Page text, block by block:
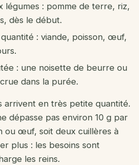
légumes : pomme de terre, riz,
dès le début.
: viande, poisson, œuf,
: une noisette de beurre ou
dans la purée.
arrivent en très petite quantité.
dépasse pas environ 10 g par
ou œuf, soit deux cuillères à
plus : les besoins sont
les reins.